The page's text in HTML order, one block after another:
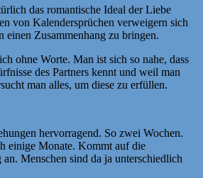
das romantische Ideal der Liebe
von Kalendersprüchen verweigern sich
einen Zusammenhang zu bringen.
ohne Worte. Man ist sich so nahe, dass
des Partners kennt und weil man
man alles, um diese zu erfüllen.
hervorragend. So zwei Wochen.
einige Monate. Kommt auf die
Menschen sind da ja unterschiedlich